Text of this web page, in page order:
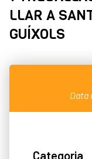
LLAR A
GUÍXOLS
Data
Categoria